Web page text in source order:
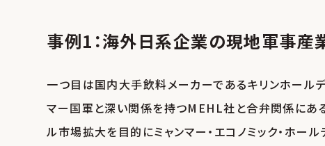
事例1：海外日系企業の現地軍事産
一つ目は国内大手飲料メーカーであるキリンホール
マー国軍と深い関係を持つMEHL社と合弁関係にあ
ル市場拡大を目的にミャンマー・エコノミック・ホ